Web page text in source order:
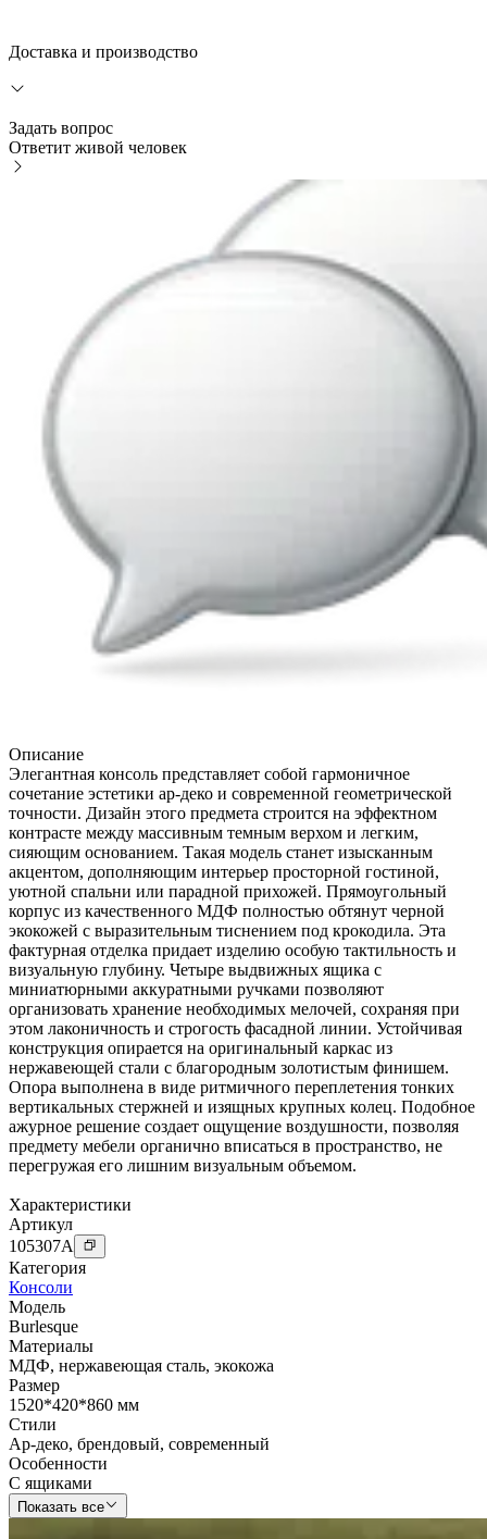
Доставка и производство
Задать вопрос
Ответит живой человек
Описание
Элегантная консоль представляет собой гармоничное
сочетание эстетики ар-деко и современной геометрической
точности. Дизайн этого предмета строится на эффектном
контрасте между массивным темным верхом и легким,
сияющим основанием. Такая модель станет изысканным
акцентом, дополняющим интерьер просторной гостиной,
уютной спальни или парадной прихожей. Прямоугольный
корпус из качественного МДФ полностью обтянут черной
экокожей с выразительным тиснением под крокодила. Эта
фактурная отделка придает изделию особую тактильность и
визуальную глубину. Четыре выдвижных ящика с
миниатюрными аккуратными ручками позволяют
организовать хранение необходимых мелочей, сохраняя при
этом лаконичность и строгость фасадной линии. Устойчивая
конструкция опирается на оригинальный каркас из
нержавеющей стали с благородным золотистым финишем.
Опора выполнена в виде ритмичного переплетения тонких
вертикальных стержней и изящных крупных колец. Подобное
ажурное решение создает ощущение воздушности, позволяя
предмету мебели органично вписаться в пространство, не
перегружая его лишним визуальным объемом.
Характеристики
Артикул
105307A
Категория
Консоли
Модель
Burlesque
Материалы
МДФ, нержавеющая сталь, экокожа
Размер
1520*420*860 мм
Стили
Ар-деко, брендовый, современный
Особенности
С ящиками
Показать все